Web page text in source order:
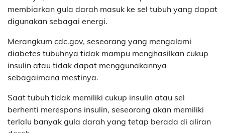
membiarkan gula darah masuk ke sel tubuh yang dapat
digunakan sebagai energi.
Merangkum cdc.gov, seseorang yang mengalami
diabetes tubuhnya tidak mampu menghasilkan cukup
insulin atau tidak dapat menggunakannya
sebagaimana mestinya.
Saat tubuh tidak memiliki cukup insulin atau sel
berhenti merespons insulin, seseorang akan memiliki
terlalu banyak gula darah yang tetap berada di aliran